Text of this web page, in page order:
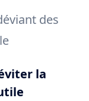
des
la